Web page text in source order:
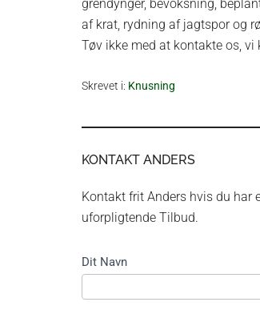
grendynger, bevoksning,
af krat, rydning af jagtspor og
Tøv ikke med at kontakte os,
Skrevet i: Knusning
KONTAKT ANDERS
Kontakt frit Anders hvis du har
uforpligtende Tilbud.
Kontakt
kort ikke
Dit Navn